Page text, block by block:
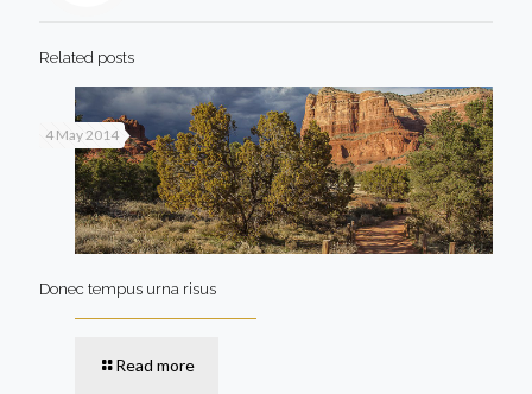
Related posts
4 May 2014
Donec tempus urna risus
Read more